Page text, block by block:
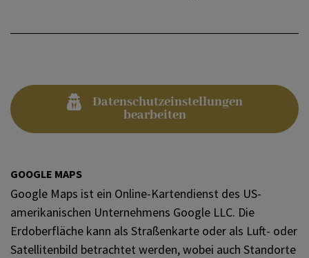
Datenschutzeinstellungen
bearbeiten
GOOGLE MAPS
Google Maps ist ein Online-Kartendienst des US-
amerikanischen Unternehmens Google LLC. Die
Erdoberfläche kann als Straßenkarte oder als Luft- oder
Satellitenbild betrachtet werden, wobei auch Standorte